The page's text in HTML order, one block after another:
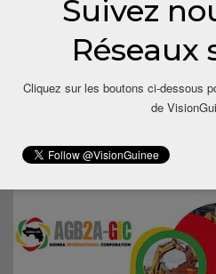
Suivez
Réseaux
Cliquez sur les boutons ci-dessous
de